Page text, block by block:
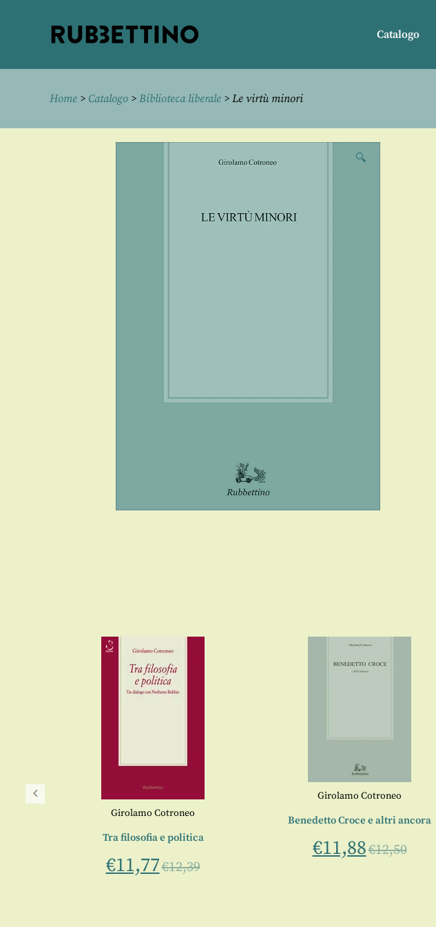
Catalogo
Home > Catalogo > Biblioteca liberale > Le virtù minori
🔍
Girolamo Cotroneo
Tra filosofia e politica
€11,77€12,39
Girolamo Cotroneo
Benedetto Croce e altri ancora
€11,88€12,50